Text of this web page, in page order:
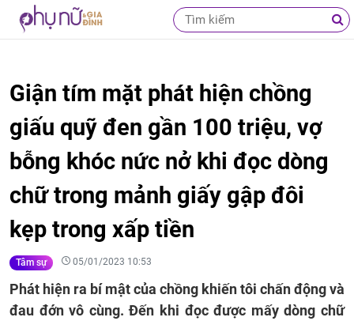
Giận tím mặt phát hiện chồng
giấu quỹ đen gần 100 triệu, vợ
bỗng khóc nức nở khi đọc dòng
chữ trong mảnh giấy gập đôi
kẹp trong xấp tiền
Tâm sự 05/01/2023 10:53
Phát hiện ra bí mật của chồng khiến tôi chấn động và
đau đớn vô cùng. Đến khi đọc được mấy dòng chữ